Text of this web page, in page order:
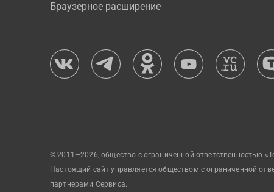
Браузерное расширение
© 2011—2026, общество с ограниченной ответственностью
Настоящий сайт управляется обществом с ограниченной
партнерами Сервиса.